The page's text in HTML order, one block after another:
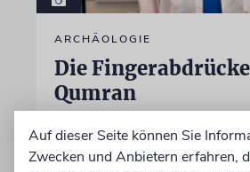
ARCHÄOLOGIE
Die
Qumran
Intelligenz den Schriftrollen
ihre letzten Geheimnisse
Auf dieser Seite können Sie
Zwecken und Anbietern erfahren,